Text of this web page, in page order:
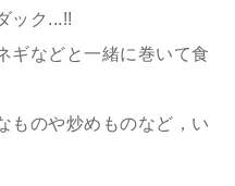
ック...!!
ギなどと一緒に巻いて食
ものや炒めものなど，い